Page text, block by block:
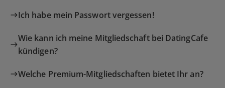
Ich habe mein Passwort vergessen!
Wie kann ich meine Mitgliedschaft bei DatingCafe
kündigen?
Welche Premium-Mitgliedschaften bietet Ihr an?